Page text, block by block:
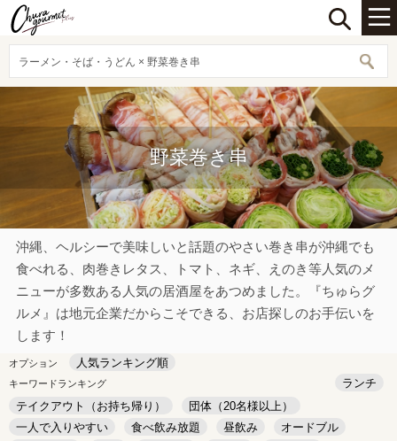
ラーメン・そば・うどん × 野菜巻き串
野菜巻き串
沖縄、ヘルシーで美味しいと話題のやさい巻き串が沖縄でも
食べれる、肉巻きレタス、トマト、ネギ、えのき等人気のメ
ニューが多数ある人気の居酒屋をあつめました。『ちゅらグ
ルメ』は地元企業だからこそできる、お店探しのお手伝いを
します！
オプション 人気ランキング順
キーワードランキング
ランチ
テイクアウト（お持ち帰り）
団体（20名様以上）
一人で入りやすい
食べ飲み放題 昼飲み
オードブル